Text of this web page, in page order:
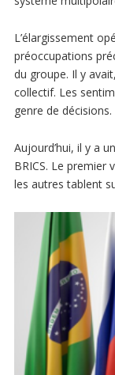
L’élargissement
préoccupations
du groupe. Il y
collectif. Les
genre de décisions.
Aujourd’hui, il y a
BRICS. Le premier
les autres tablent